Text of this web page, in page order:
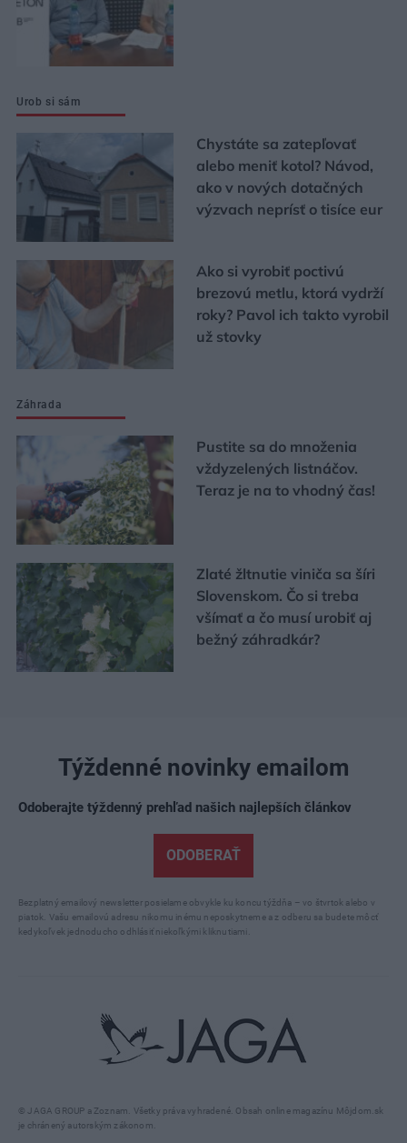
Urob si sám
Chystáte sa zatepľovať
alebo meniť kotol? Návod,
ako v nových dotačných
výzvach neprísť o tisíce eur
Ako si vyrobiť poctivú
brezovú metlu, ktorá vydrží
roky? Pavol ich takto vyrobil
už stovky
Záhrada
Pustite sa do množenia
vždyzelených listnáčov.
Teraz je na to vhodný čas!
Zlaté žltnutie viniča sa šíri
Slovenskom. Čo si treba
všímať a čo musí urobiť aj
bežný záhradkár?
© JAGA GROUP a Zoznam. Všetky práva vyhradené. Obsah online magazínu Môjdom.sk
je chránený autorským zákonom.
Týždenné novinky emailom
Odoberajte týždenný prehľad našich najlepších článkov
ODOBERAŤ
Bezplatný emailový newsletter posielame obvykle ku koncu týždňa – vo štvrtok alebo v
piatok. Vašu emailovú adresu nikomu inému neposkytneme a z odberu sa budete môcť
kedykoľvek jednoducho odhlásiť niekoľkými kliknutiami.